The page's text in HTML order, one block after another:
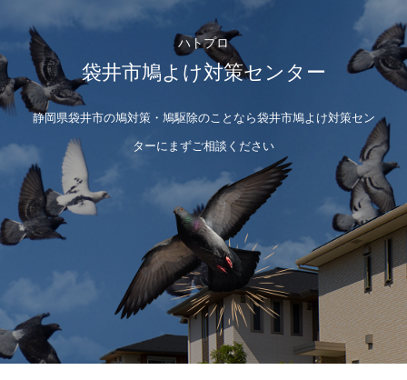
ハトプロ
袋井市鳩よけ対策センター
静岡県袋井市の鳩対策・鳩駆除のことなら袋井市鳩よけ対策セン
ターにまずご相談ください